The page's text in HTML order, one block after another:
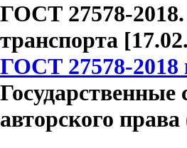
ГОСТ 27578-
транспорта
ГОСТ 27578-2018
авторского